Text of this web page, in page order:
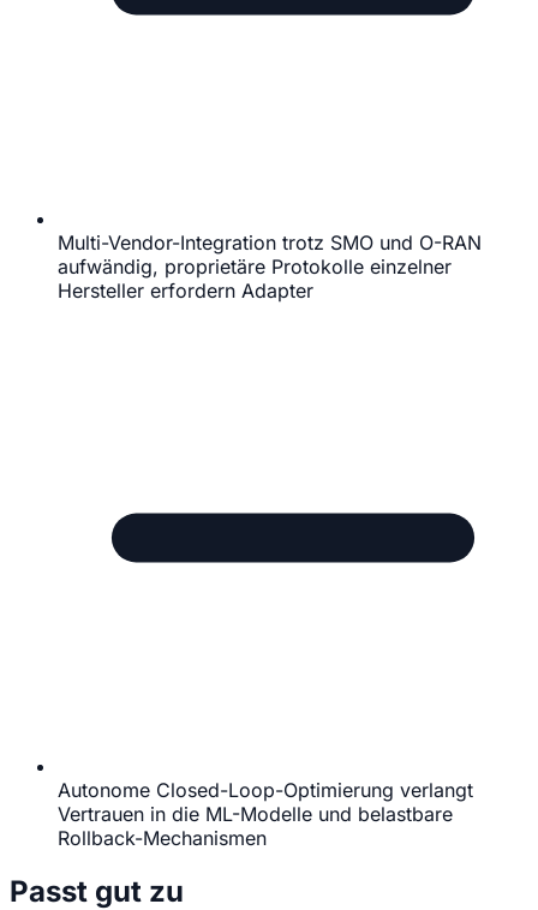
Multi-Vendor-Integration trotz SMO und O-RAN
aufwändig, proprietäre Protokolle einzelner
Hersteller erfordern Adapter
Autonome Closed-Loop-Optimierung verlangt
Vertrauen in die ML-Modelle und belastbare
Rollback-Mechanismen
Passt gut zu